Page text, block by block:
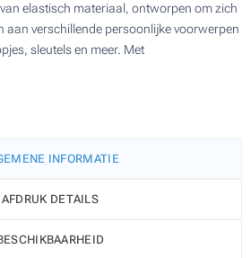
elastisch materiaal, ontworpen om zich
aan verschillende persoonlijke voorwerpen
sleutels en meer. Met
INFORMATIE
AFDRUK DETAILS